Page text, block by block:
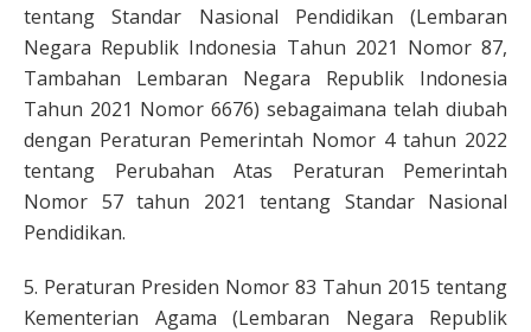
tentang Standar Nasional Pendidikan (Lembaran
Negara Republik Indonesia Tahun 2021 Nomor 87,
Tambahan Lembaran Negara Republik Indonesia
Tahun 2021 Nomor 6676) sebagaimana telah diubah
dengan Peraturan Pemerintah Nomor 4 tahun 2022
tentang Perubahan Atas Peraturan Pemerintah
Nomor 57 tahun 2021 tentang Standar Nasional
Pendidikan.
5. Peraturan Presiden Nomor 83 Tahun 2015 tentang
Kementerian Agama (Lembaran Negara Republik